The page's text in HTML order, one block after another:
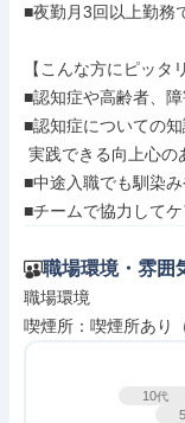
■夜勤月3回以上勤務
【こんな方にピッタリ
■認知症や高齢者、
■認知症についての知
■中途入職でも馴染
■チームで協力して
職場環境・雰囲
職場環境
喫煙所：喫煙所あり
10代